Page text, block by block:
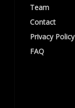
Team
Contact
Privacy Policy
FAQ